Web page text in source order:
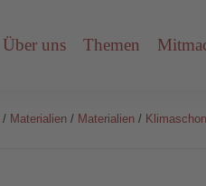
Über uns Themen
/ Materialien / Materialien /